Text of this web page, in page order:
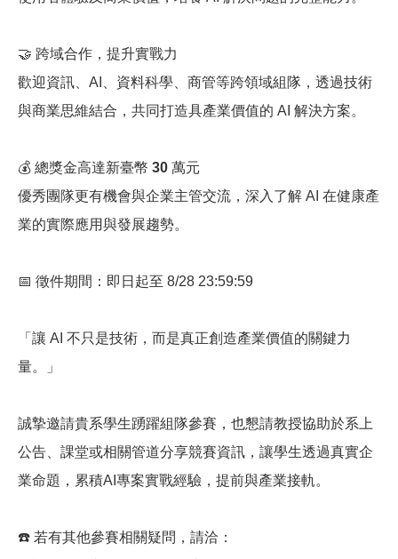
🤝 跨域合作，提升實戰力
歡迎資訊、 AI
、資料科學、商管等跨領域組隊，透過技術
與商業思維結合，共同打造具產業價值的 AI 解決方案。
💰 總獎金高達新臺幣 30 萬元
優秀團隊更有機會與企業主管交流，深入了解 AI 在健康產
業的實際應用與發展趨勢。
📅 徵件期間：即日起至 8/28 23:59:59
「讓 AI 不只是技術，而是真正創造產業價值的關鍵力
量。」
誠摯邀請貴系學生踴躍組隊參賽，也懇請教授協助於系上
公告、課堂或相關管道分享競賽資訊，讓學生透過真實企
業命題，累積AI 專案實戰經驗，提前與產業接軌。
☎ 若有其他參賽相關疑問，請洽：